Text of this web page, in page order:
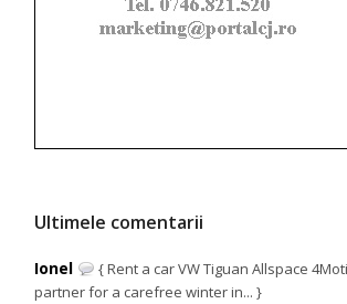
Ultimele comentarii
Ionel
{ Rent a car VW Tiguan Allspace
partner for a carefree winter in... }